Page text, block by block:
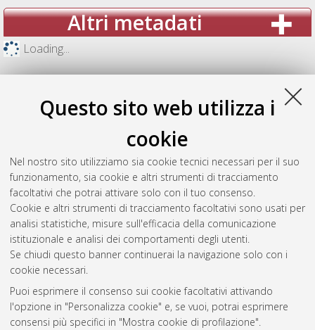
Questo sito web utilizza i
cookie
Nel nostro sito utilizziamo sia cookie tecnici necessari per il suo
funzionamento, sia cookie e altri strumenti di tracciamento
facoltativi che potrai attivare solo con il tuo consenso.
Cookie e altri strumenti di tracciamento facoltativi sono usati per
analisi statistiche, misure sull'efficacia della comunicazione
istituzionale e analisi dei comportamenti degli utenti.
Se chiudi questo banner continuerai la navigazione solo con i
cookie necessari.
Puoi esprimere il consenso sui cookie facoltativi attivando
l'opzione in "Personalizza cookie" e, se vuoi, potrai esprimere
consensi più specifici in "Mostra cookie di profilazione".
Altri metadati
Loading...
Gestione del documento:
Atom
Rss 1.0